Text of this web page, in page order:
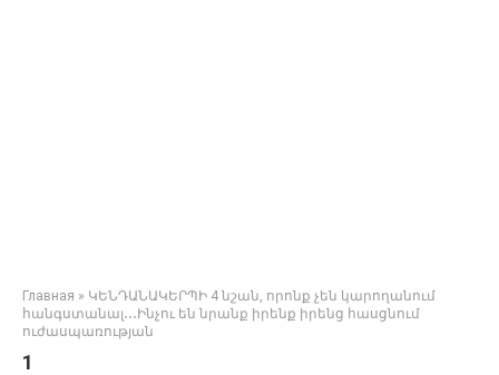
Главная » ԿԵՆԴԱՆԱԿԵՐՊԻ 4 նշան, որոնք չեն կարողանում
հանգստանալ․․․Ինչու են նրանք իրենք իրենց հասցնում
ուժասպառության
1